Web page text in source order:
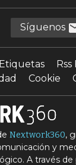
Síguenos
Etiquetas Rss
Cookie
Nextwork360,
y
A través